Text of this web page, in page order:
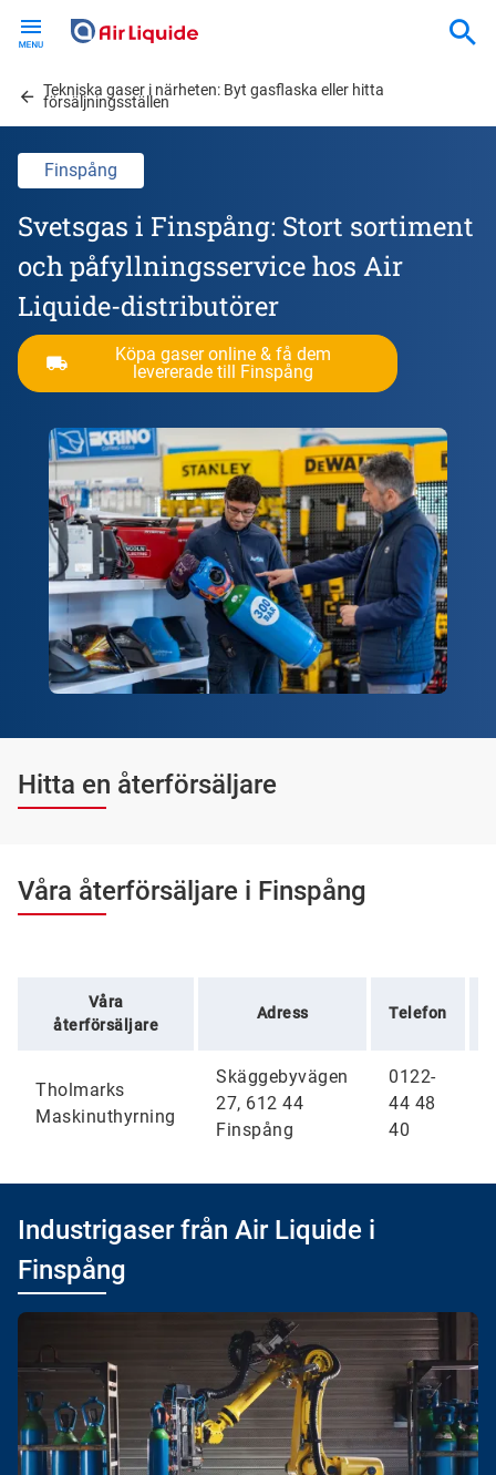
content
Tekniska gaser i närheten: Byt gasflaska eller hitta
försäljningsställen
Finspång
Svetsgas i Finspång: Stort sortiment
och påfyllningsservice hos Air
Liquide-distributörer
Köpa gaser online & få dem
levererade till Finspång
Hitta en återförsäljare
Våra återförsäljare i Finspång
Våra
återförsäljare
Adress Telefon
Tholmarks
Maskinuthyrning
Skäggebyvägen
27, 612 44
Finspång
0122-
44 48
40
Industrigaser från Air Liquide i
Finspång